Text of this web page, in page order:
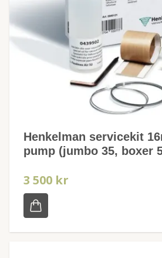
Henkelman servicekit
pump (jumbo 35, boxer
3 500 kr